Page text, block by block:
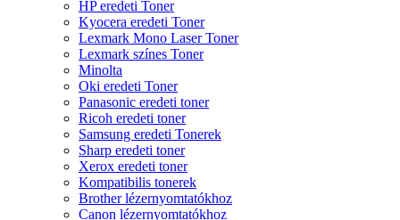
HP eredeti Toner
Kyocera eredeti Toner
Lexmark Mono Laser Toner
Lexmark színes Toner
Minolta
Oki eredeti Toner
Panasonic eredeti toner
Ricoh eredeti toner
Samsung eredeti Tonerek
Sharp eredeti toner
Xerox eredeti toner
Kompatibilis tonerek
Brother lézernyomtatókhoz
Canon lézernyomtatókhoz